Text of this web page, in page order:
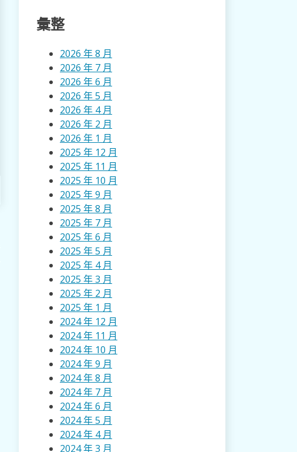
彙整
2026 年 8 月
2026 年 7 月
2026 年 6 月
2026 年 5 月
2026 年 4 月
2026 年 2 月
2026 年 1 月
2025 年 12 月
2025 年 11 月
2025 年 10 月
2025 年 9 月
2025 年 8 月
2025 年 7 月
2025 年 6 月
2025 年 5 月
2025 年 4 月
2025 年 3 月
2025 年 2 月
2025 年 1 月
2024 年 12 月
2024 年 11 月
2024 年 10 月
2024 年 9 月
2024 年 8 月
2024 年 7 月
2024 年 6 月
2024 年 5 月
2024 年 4 月
2024 年 3 月